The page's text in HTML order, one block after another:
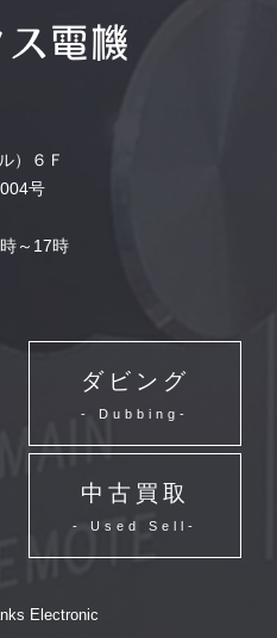
）６Ｆ
号
～17時
ダビング
- Dubbing-
中古買取
- Used Sell-
Electronic